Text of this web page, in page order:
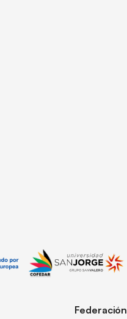
Federación